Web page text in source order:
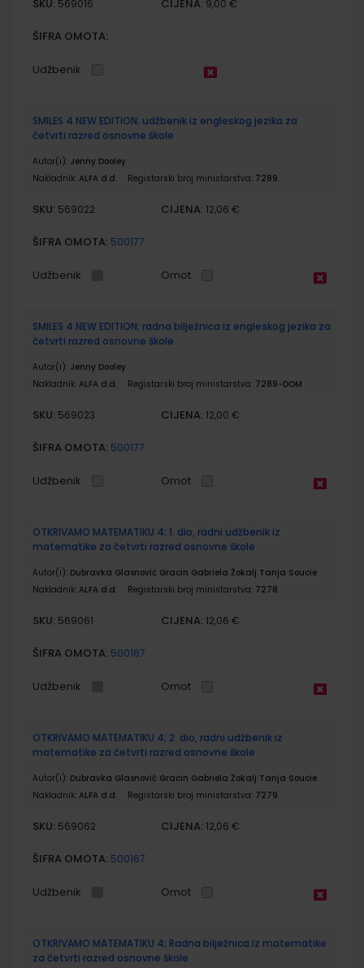
SKU: 569016 CIJENA: 9,00 €
ŠIFRA OMOTA:
Udžbenik
SMILES 4 NEW EDITION; udžbenik iz engleskog jezika za
četvrti razred osnovne škole
Autor(i): Jenny Dooley
Nakladnik: ALFA d.d. Registarski broj ministarstva: 7289
SKU: 569022 CIJENA: 12,06 €
ŠIFRA OMOTA: 500177
Udžbenik Omot
SMILES 4 NEW EDITION; radna bilježnica iz engleskog jezika za
četvrti razred osnovne škole
Autor(i): Jenny Dooley
Nakladnik: ALFA d.d. Registarski broj ministarstva: 7289-DOM
SKU: 569023 CIJENA: 12,00 €
ŠIFRA OMOTA: 500177
Udžbenik Omot
OTKRIVAMO MATEMATIKU 4; 1. dio, radni udžbenik iz
matematike za četvrti razred osnovne škole
Autor(i): Dubravka Glasnović Gracin Gabriela Žokalj Tanja Soucie
Nakladnik: ALFA d.d. Registarski broj ministarstva: 7278
SKU: 569061 CIJENA: 12,06 €
ŠIFRA OMOTA: 500167
Udžbenik Omot
OTKRIVAMO MATEMATIKU 4; 2. dio, radni udžbenik iz
matematike za četvrti razred osnovne škole
Autor(i): Dubravka Glasnović Gracin Gabriela Žokalj Tanja Soucie
Nakladnik: ALFA d.d. Registarski broj ministarstva: 7279
SKU: 569062 CIJENA: 12,06 €
ŠIFRA OMOTA: 500167
Udžbenik Omot
OTKRIVAMO MATEMATIKU 4; Radna bilježnica iz matematike
za četvrti razred osnovne škole